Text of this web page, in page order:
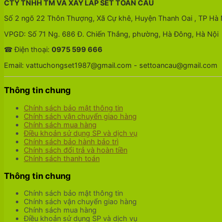
CTY TNHH TM VÀ XÂY LẮP SET TOÀN CẦU
Số 2 ngõ 22 Thôn Thượng, Xã Cự khê, Huyện Thanh Oai , TP Hà
VPGD: Số 71 Ng. 686 Đ. Chiến Thắng, phường, Hà Đông, Hà Nội
☎ Điện thoại: 0975 599 666
Email: vattuchongset1987@gmail.com - settoancau@gmail.com
Thông tin chung
Chính sách bảo mật thông tin
Chính sách vận chuyển giao hàng
Chính sách mua hàng
Điều khoản sử dụng SP và dịch vụ
Chính sách bảo hành bảo trì
Chính sách đổi trả và hoàn tiền
Chính sách thanh toán
Thông tin chung
Chính sách bảo mật thông tin
Chính sách vận chuyển giao hàng
Chính sách mua hàng
Điều khoản sử dụng SP và dịch vụ